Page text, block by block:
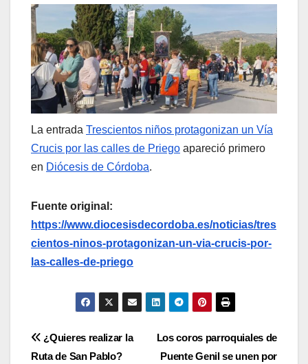
La entrada Trescientos niños protagonizan un Vía
Crucis por las calles de Priego apareció primero
en Diócesis de Córdoba.
Fuente original:
https://www.diocesisdecordoba.es/noticias/tres
cientos-ninos-protagonizan-un-via-crucis-por-
las-calles-de-priego
Navegación
Los coros parroquiales de
Puente Genil se unen por
¿Quieres realizar la
Ruta de San Pablo?